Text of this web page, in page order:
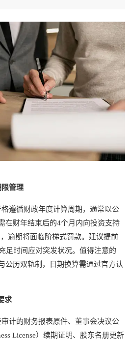
管理
循财政年度计算周期，通常以公
在财年结束后的4个月内向投资支持
逾期将面临阶梯式罚款。建议提前
足时间应对突发状况。值得注意的
公历双轨制，日期换算需通过官方认
求
的财务报表原件、董事会决议公
License）续期证明、股东名册更新